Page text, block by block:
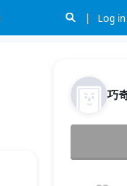
Log in
巧
2019.07.01
(Thu) 16:30